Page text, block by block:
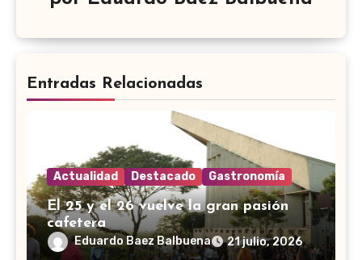
Entradas Relacionadas
Actualidad Destacado Gastronomía
El 25 y el 26 vuelve la gran pasión
cafetera
Eduardo Baez Balbuena 21 julio, 2026